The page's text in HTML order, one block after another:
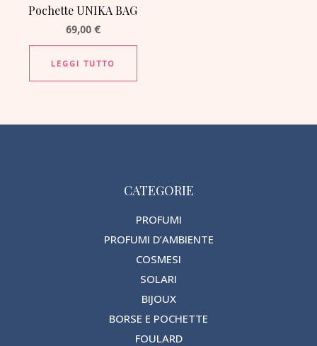
Pochette UNIKA BAG
69,00 €
LEGGI TUTTO
CATEGORIE
PROFUMI
PROFUMI D’AMBIENTE
COSMESI
SOLARI
BIJOUX
BORSE E POCHETTE
FOULARD